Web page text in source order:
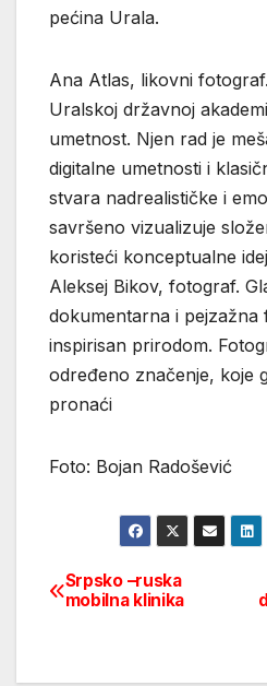
pećina Urala.
Ana Atlas, likovni
Uralskoj državnoj
umetnost. Njen rad je
digitalne umetnosti i
stvara nadrealističke i
savršeno vizualizuje
koristeći konceptualne
Aleksej Bikov, fotograf.
dokumentarna i pejzažna
inspirisan prirodom.
određeno značenje, koje
pronaći
Foto: Bojan Radošević
Post
Srpsko –ruska
mobilna klinika